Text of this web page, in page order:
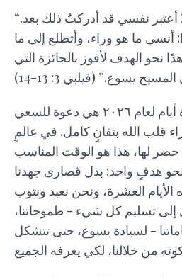
“أيها الإخوة والأخوات، لا أعتبر نفسي قد أدركتُ ذلك بعد.
أنسى ما هو وراء، وأتطلع إلى ما
نحو الهدف لأفوز بالجائزة التي
يسوع.” (فيلبي 3: 13-14)
إنّ دعوة العشرة أيام لعام ٢٠٢٦ هي دعوة للسعي
قلب الله بتفانٍ كامل. في عالمٍ
حصر لها، هذا هو الوقت المناسب
نحو هدفٍ واحد: بذل قصارى جهدنا
العشرة، ونحن نعبد ونتوب
تسليم كل شيء - طموحاتنا،
- لسيادة يسوع، حتى تتشكل